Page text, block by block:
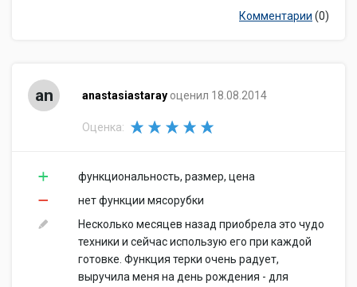
Комментарии (0)
an anastasiastaray оценил 18.08.2014
Оценка:
функциональность, размер, цена
нет функции мясорубки
Несколько месяцев назад приобрела это чудо
техники и сейчас использую его при каждой
готовке. Функция терки очень радует,
выручила меня на день рождения - для